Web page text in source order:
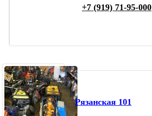
+7 (919) 71-95-000
Рязанская 101